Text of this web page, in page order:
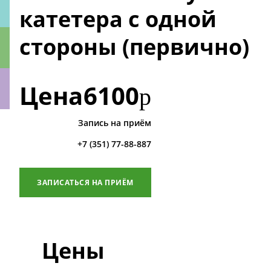
катетера с одной
стороны (первично)
Цена6100р
Запись на приём
+7 (351) 77-88-887
ЗАПИСАТЬСЯ НА ПРИЁМ
Цены